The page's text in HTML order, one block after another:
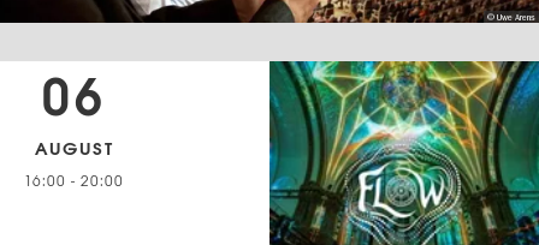
© Uwe Arens
06
AUGUST
16:00 - 20:00